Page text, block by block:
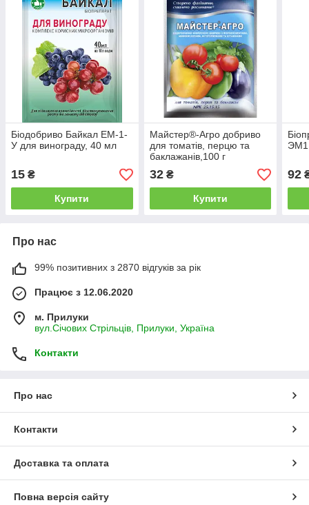
Біодобриво Байкал ЕМ-1-
У для винограду, 40 мл
15 ₴
Купити
Майстер®-Агро добриво
для томатів, перцю та
баклажанів,100 г
32₴
Купити
92
Про нас
99% позитивних з 2870 відгуків за рік
Працює з 12.06.2020
м. Прилуки
вул.Січових Стрільців, Прилуки, Україна
Контакти
Про нас
Контакти
Доставка та оплата
Повна версія сайту